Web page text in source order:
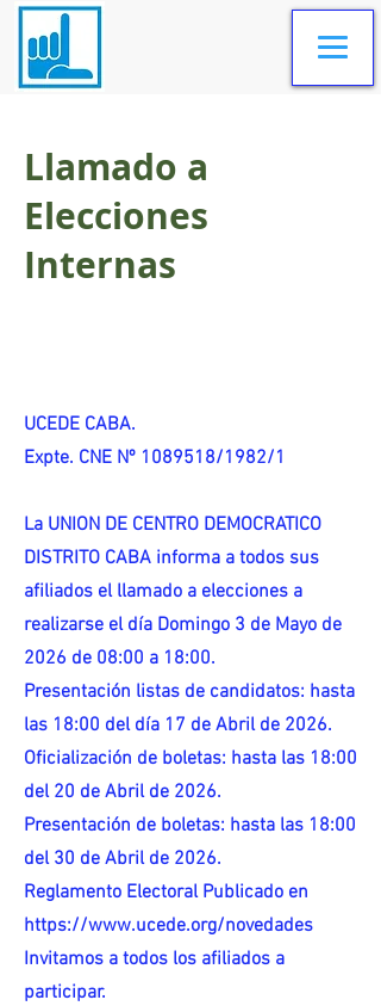
Llamado a
Elecciones
Internas
UCEDE CABA.
Expte. CNE Nº 1089518/1982/1
La UNION DE CENTRO DEMOCRATICO
DISTRITO CABA informa a todos sus
afiliados el llamado a elecciones a
realizarse el día Domingo 3 de Mayo de
2026 de 08:00 a 18:00.
Presentación listas de candidatos: hasta
las 18:00 del día 17 de Abril de 2026.
Oficialización de boletas: hasta las 18:00
del 20 de Abril de 2026.
Presentación de boletas: hasta las 18:00
del 30 de Abril de 2026.
Reglamento Electoral Publicado en
https://www.ucede.org/novedades
Invitamos a todos los afiliados a
participar.